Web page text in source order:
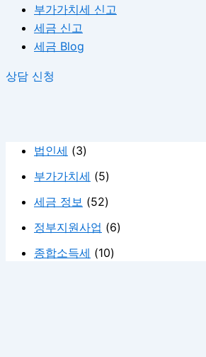
부가가치세 신고
세금 신고
세금 Blog
상담 신청
법인세 (3)
부가가치세 (5)
세금 정보 (52)
정부지원사업 (6)
종합소득세 (10)